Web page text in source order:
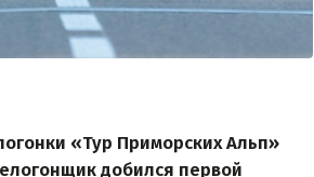
«Тур Приморских Альп»
добился первой